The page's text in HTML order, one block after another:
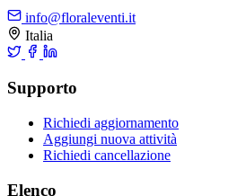
info@floraleventi.it
Italia
Supporto
Richiedi aggiornamento
Aggiungi nuova attività
Richiedi cancellazione
Elenco